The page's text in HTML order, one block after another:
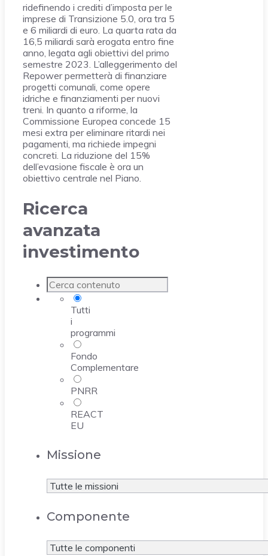
ridefinendo i crediti d’imposta per le
imprese di Transizione 5.0, ora tra 5
e 6 miliardi di euro. La quarta rata da
16,5 miliardi sarà erogata entro fine
anno, legata agli obiettivi del primo
semestre 2023. L’alleggerimento del
Repower permetterà di finanziare
progetti comunali, come opere
idriche e finanziamenti per nuovi
treni. In quanto a riforme, la
Commissione Europea concede 15
mesi extra per eliminare ritardi nei
pagamenti, ma richiede impegni
concreti. La riduzione del 15%
dell’evasione fiscale è ora un
obiettivo centrale nel Piano.
Ricerca
avanzata
investimento
Tutti
i
programmi
Fondo
Complementare
PNRR
REACT
EU
Missione
Componente